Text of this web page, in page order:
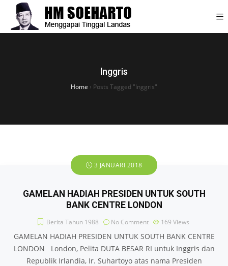
lnggris
Home › Posts Tagged "lnggris"
3 JANUARI 2018
GAMELAN HADIAH PRESIDEN UNTUK SOUTH
BANK CENTRE LONDON
Berita Tahun 1988 No Comment 169 Views
GAMELAN HADIAH PRESIDEN UNTUK SOUTH BANK CENTRE
LONDON London, Pelita DUTA BESAR RI untuk Inggris dan
Republik Irlandia, Ir. Suhartoyo atas nama Presiden